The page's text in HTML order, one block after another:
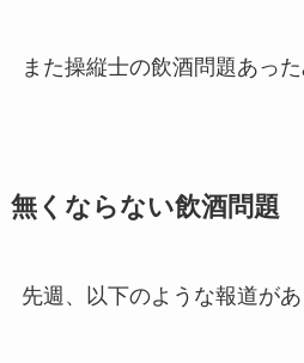
また操縦士の飲酒問題あっ
無くならない飲酒問題
先週、以下のような報道があ